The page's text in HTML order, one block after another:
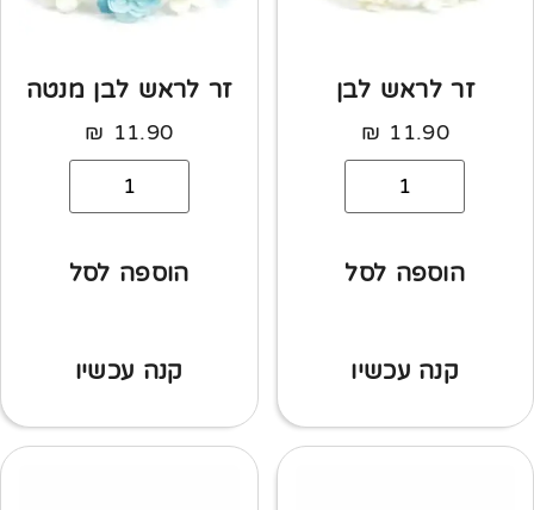
זר לראש לבן
11.90
₪
הוספה לסל
קנה עכשיו
זר לראש לבן מנטה
11.90
₪
הוספה לסל
קנה עכשיו